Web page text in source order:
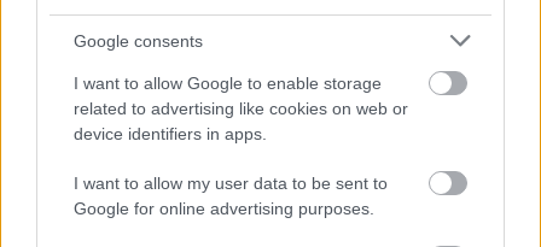
Google consents
I want to allow Google to enable storage
related to advertising like cookies on web or
device identifiers in apps.
I want to allow my user data to be sent to
Google for online advertising purposes.
SZAVAKKAL FESTENI